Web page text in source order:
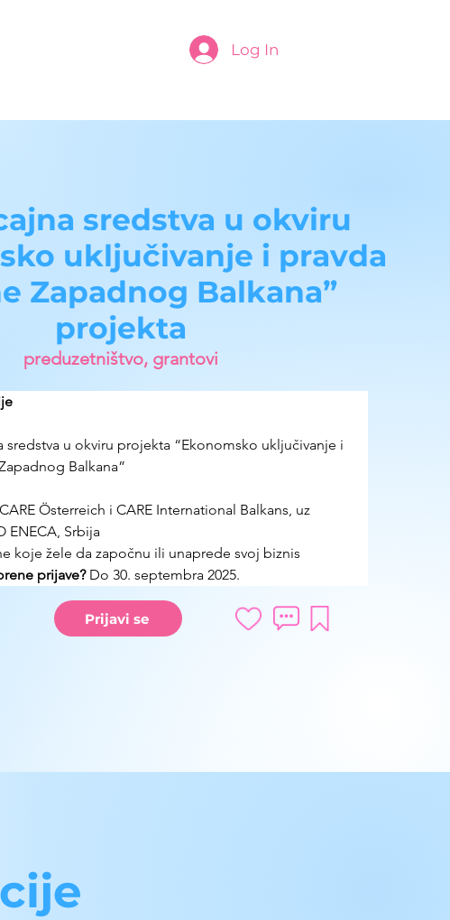
Log In
sredstva u okviru
uključivanje i pravda
Zapadnog Balkana”
projekta
preduzetništvo, grantovi
sredstva u okviru projekta “Ekonomsko uključivanje i
Balkana”
CARE Österreich i CARE International Balkans, uz
ENECA, Srbija
koje žele da započnu ili unaprede svoj biznis
prijave? Do 30. septembra 2025.
Prijavi se